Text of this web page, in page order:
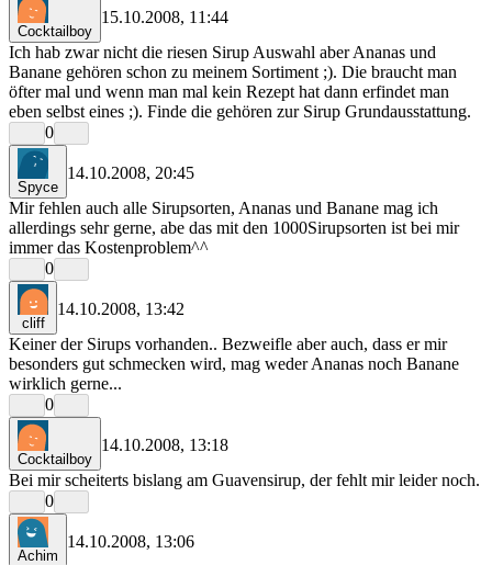
Cocktailboy
15.10.2008, 11:44
Ich hab zwar nicht die riesen Sirup Auswahl aber Ananas und
Banane gehören schon zu meinem Sortiment ;). Die braucht man
öfter mal und wenn man mal kein Rezept hat dann erfindet man
eben selbst eines ;). Finde die gehören zur Sirup Grundausstattung.
0
Spyce
14.10.2008, 20:45
Mir fehlen auch alle Sirupsorten, Ananas und Banane mag ich
allerdings sehr gerne, abe das mit den 1000Sirupsorten ist bei mir
immer das Kostenproblem^^
0
cliff
14.10.2008, 13:42
Keiner der Sirups vorhanden.. Bezweifle aber auch, dass er mir
besonders gut schmecken wird, mag weder Ananas noch Banane
wirklich gerne...
0
Cocktailboy
14.10.2008, 13:18
Bei mir scheiterts bislang am Guavensirup, der fehlt mir leider noch.
0
Achim
14.10.2008, 13:06